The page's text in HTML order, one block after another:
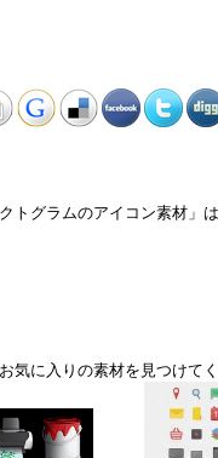
トグラムのアイコン素材
に入りの素材を見つけてく